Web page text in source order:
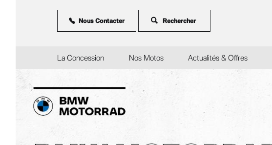
Nous Contacter
La Concession Nos Motos Actualités & Offres